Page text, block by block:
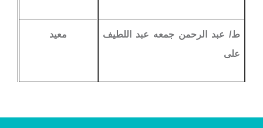
ط/ عبد الرحمن جمعه عبد اللطيف
على
معيد